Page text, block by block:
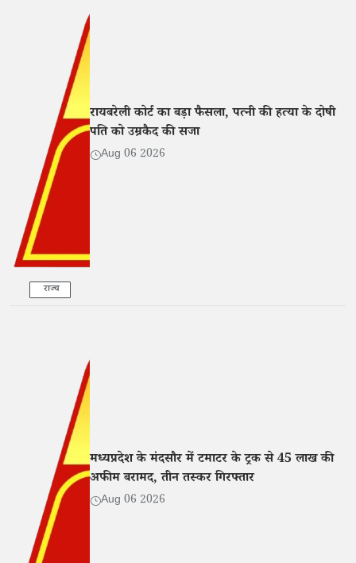
राज्य
रायबरेली कोर्ट का बड़ा फैसला, पत्नी की हत्या के दोषी
पति को उम्रकैद की सजा
Aug 06 2026
मध्यप्रदेश के मंदसौर में टमाटर के ट्रक से 45 लाख की
अफीम बरामद, तीन तस्कर गिरफ्तार
Aug 06 2026